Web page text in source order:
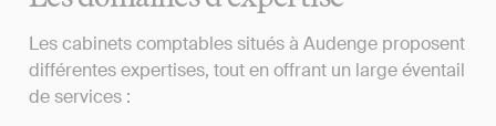
Les cabinets comptables situés à Audenge proposent
différentes expertises, tout en offrant un large éventail
de services :